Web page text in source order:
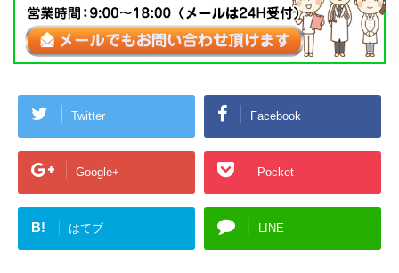
Twitter Facebook
Google+ Pocket
B! はてブ LINE